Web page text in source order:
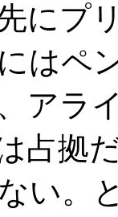
にプ
はペ
アラ
占拠
い。